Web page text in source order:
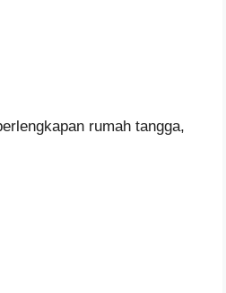
rumah tangga,